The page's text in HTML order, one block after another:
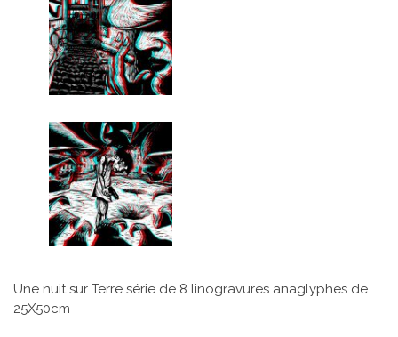
Une nuit sur Terre série de 8 linogravures anaglyphes de
25X50cm